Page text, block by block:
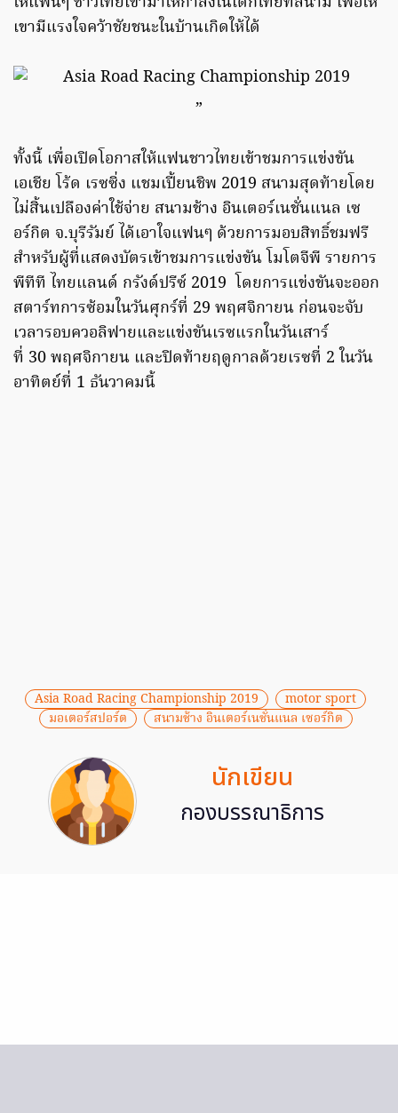
เขามีแรงใจคว้าชัยชนะในบ้านเกิดให้ได้
”
ทั้งนี้ เพื่อเปิดโอกาสให้แฟนชาวไทยเข้าชมการแข่งขัน
เอเชีย โร้ด เรซซิ่ง แชมเปี้ยนชิพ 2019 สนามสุดท้ายโดย
ไม่สิ้นเปลืองค่าใช้จ่าย สนามช้าง อินเตอร์เนชั่นแนล เซ
อร์กิต จ.บุรีรัมย์ ได้เอาใจแฟนๆ ด้วยการมอบสิทธิ์ชมฟรี
สำหรับผู้ที่แสดงบัตรเข้าชมการแข่งขัน โมโตจีพี รายการ
พีทีที ไทยแลนด์ กรังด์ปรีซ์ 2019 โดยการแข่งขันจะออก
สตาร์ทการซ้อมในวันศุกร์ที่ 29 พฤศจิกายน ก่อนจะจับ
เวลารอบควอลิฟายและแข่งขันเรซแรกในวันเสาร์
ที่ 30 พฤศจิกายน และปิดท้ายฤดูกาลด้วยเรซที่ 2 ในวัน
อาทิตย์ที่ 1 ธันวาคมนี้
Asia Road Racing Championship 2019
motor sport
มอเตอร์สปอร์ต
สนามช้าง อินเตอร์เนชั่นแนล เซอร์กิต
นักเขียน
กองบรรณาธิการ